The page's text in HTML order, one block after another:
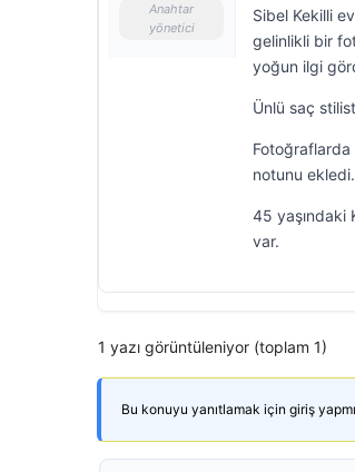
Anahtar
yönetici
Sibel Kekilli
gelinlikli bir
yoğun ilgi
Ünlü saç
Fotoğraflarda
notunu ekledi.
45 yaşındaki
var.
1 yazı görüntüleniyor (toplam 1)
Bu konuyu yanıtlamak için giriş